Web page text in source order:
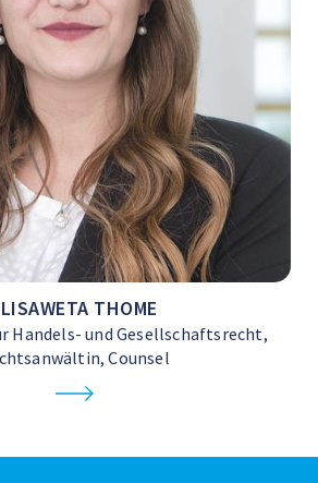
THOME
Handels- und Gesellschaftsrecht,
Counsel